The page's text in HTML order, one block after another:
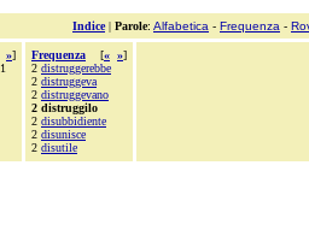
Indice| Parole: Alfabetica - Frequenza -
»]
1
Frequenza [« »]
2 distruggerebbe
2 distruggeva
2 distruggevano
2 distruggilo
2 disubbidiente
2 disunisce
2 disutile